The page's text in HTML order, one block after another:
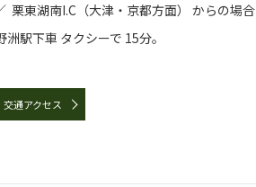
栗東湖南I.C（大津・京都方面） からの場合
洲駅下車 タクシーで 15分。
交通アクセス